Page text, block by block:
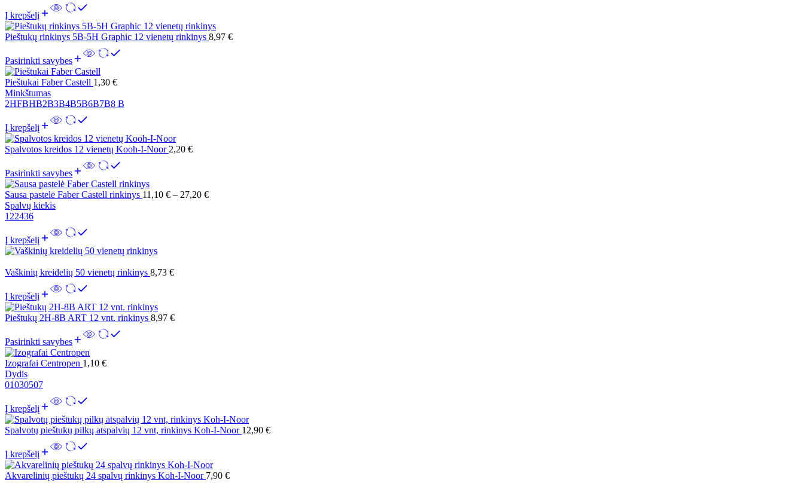
Į krepšelį
Pieštukų rinkinys 5B-5H Graphic 12 vienetų rinkinys 8,97 €
Pasirinkti savybes
Pieštukai Faber Castell 1,30 €
Minkštumas
2HFBHB2B3B4B5B6B7B8 B
Į krepšelį
Spalvotos kreidos 12 vienetų Kooh-I-Noor 2,20 €
Pasirinkti savybes
Sausa pastelė Faber Castell rinkinys 11,10 € – 27,20 €
Spalvų kiekis
122436
Į krepšelį
Vaškinių kreidelių 50 vienetų rinkinys 8,73 €
Į krepšelį
Pieštukų 2H-8B ART 12 vnt. rinkinys 8,97 €
Pasirinkti savybes
Izografai Centropen 1,10 €
Dydis
01030507
Į krepšelį
Spalvotų pieštukų pilkų atspalvių 12 vnt, rinkinys Koh-I-Noor 12,90 €
Į krepšelį
Akvarelinių pieštukų 24 spalvų rinkinys Koh-I-Noor 7,90 €